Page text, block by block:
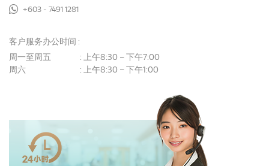
+603 - 7491 1281
客户服务办公时间 :
周一至周五
: 上午8:30 – 下午7:00
周六
: 上午8:30 – 下午1:00